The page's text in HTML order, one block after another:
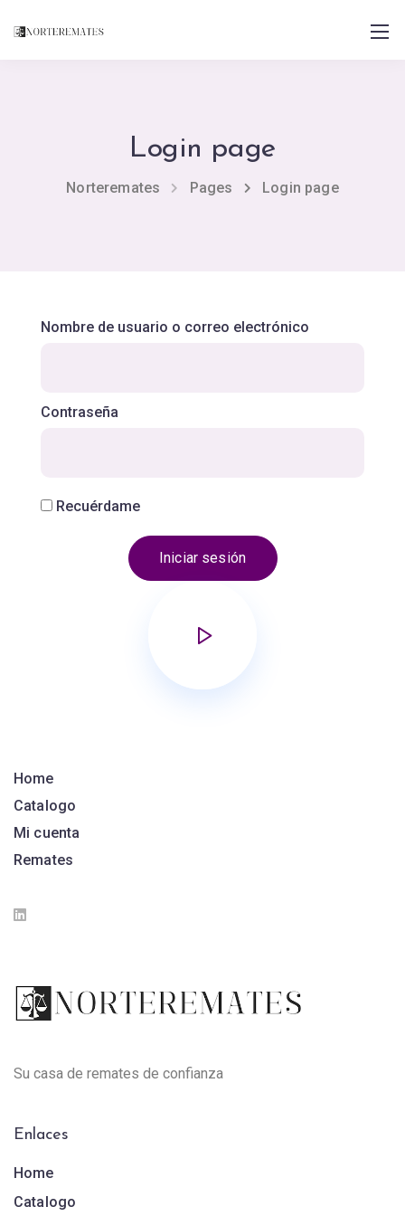
Login page
Norteremates Pages Login page
Nombre de usuario o correo electrónico
Contraseña
Recuérdame
Home
Catalogo
Mi cuenta
Remates
Su casa de remates de confianza
Enlaces
Home
Catalogo